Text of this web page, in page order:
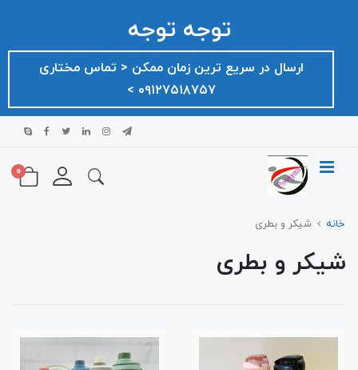
توجه توجه
ارسال در سریع ترین زمان ممکن ‌< تماس مختاری
۰۹۱۲۷۵۱۸۷۵۷ >
0
خانه شیکر و بطری
شیکر و بطری